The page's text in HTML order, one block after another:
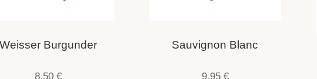
Weisser Burgunder
8,50€
Sauvignon Blanc
9,95 €